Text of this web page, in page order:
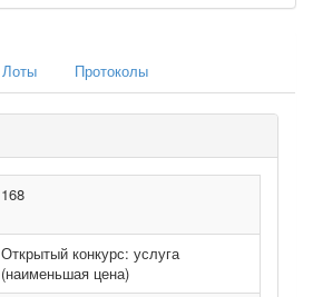
Лоты Протоколы
168
Открытый конкурс: услуга
(наименьшая цена)